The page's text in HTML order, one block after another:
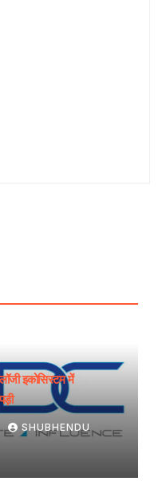
इकोसिस्टम में
SHUBHENDU